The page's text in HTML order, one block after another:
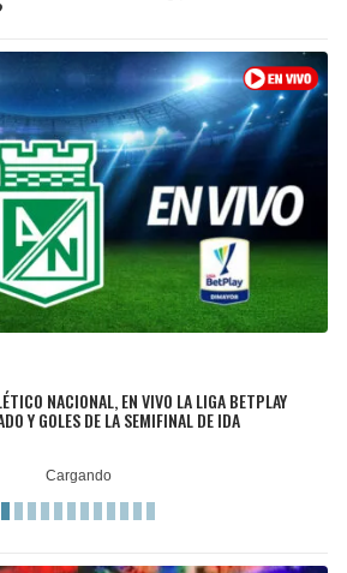
NACIONAL, EN VIVO LA LIGA BETPLAY
Y GOLES DE LA SEMIFINAL DE IDA